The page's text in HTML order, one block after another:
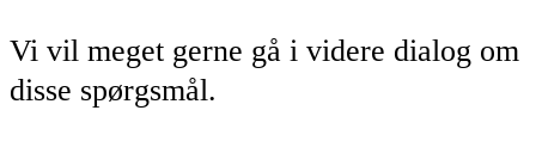
Vi vil meget gerne gå i videre dialog om
disse spørgsmål.